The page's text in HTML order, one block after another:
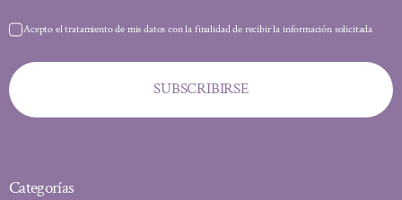
Acepto el tratamiento de mis datos con la finalidad de recibir la información solicitada
SUBSCRIBIRSE
Categorías